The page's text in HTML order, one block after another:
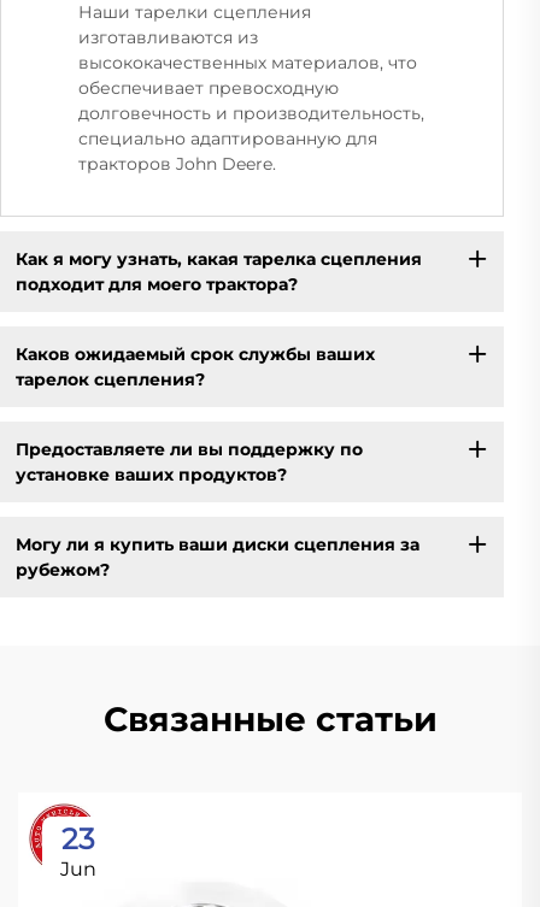
Наши тарелки сцепления
изготавливаются из
высококачественных материалов, что
обеспечивает превосходную
долговечность и производительность,
специально адаптированную для
тракторов John Deere.
Как я могу узнать, какая тарелка сцепления
подходит для моего трактора?
Каков ожидаемый срок службы ваших
тарелок сцепления?
Предоставляете ли вы поддержку по
установке ваших продуктов?
Могу ли я купить ваши диски сцепления за
рубежом?
Связанные статьи
23
Jun